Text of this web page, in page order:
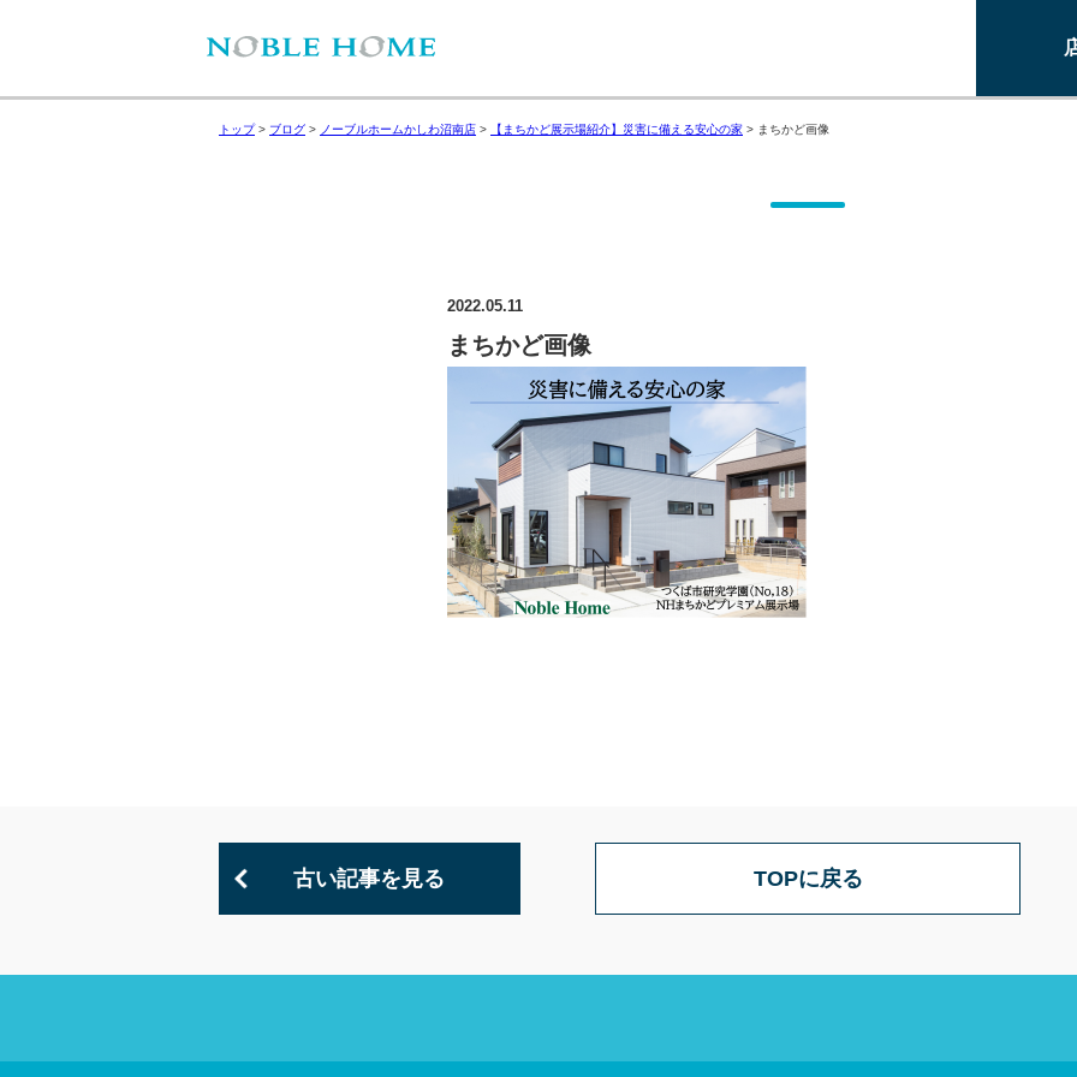
トップ> ブログ > ノーブルホームかしわ沼南店 > 【まちかど展示場紹介】災害に備える安心の家 > まちかど画像
2022.05.11
まちかど画像
古い記事を見る TOPに戻る